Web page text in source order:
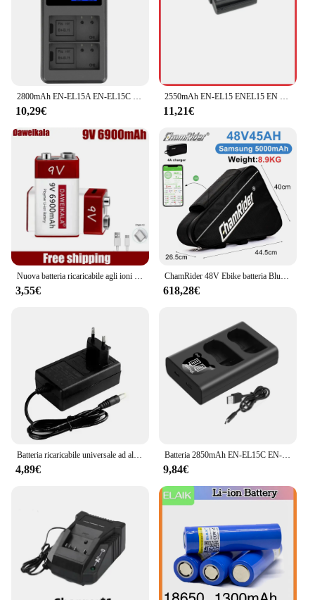
10,29€ 11,21€
3,55€ 618,28€
Batteria ricaricabile universale ad alta capacità 16,8 V 13000 mAh per utensili elettrici Trapano elettrico Cacciavite elettrico Batteria agli ioni di litio
4,89€
Batteria 2850mAh EN-EL15C EN-EL15 con caricabatterie a 2 canali per Nikon Z5,Z6,Z6 II,Z7,Z7II ,Z8,D600 D610 D600E D800 D810 D800E
9,84€